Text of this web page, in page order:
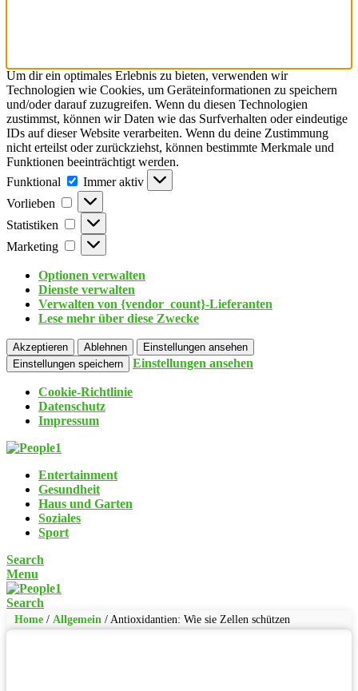
Um dir ein optimales Erlebnis zu bieten, verwenden wir
Technologien wie Cookies, um Geräteinformationen zu speichern
und/oder darauf zuzugreifen. Wenn du diesen Technologien
zustimmst, können wir Daten wie das Surfverhalten oder eindeutige
IDs auf dieser Website verarbeiten. Wenn du deine Zustimmung
nicht erteilst oder zurückziehst, können bestimmte Merkmale und
Funktionen beeinträchtigt werden.
Funktional
Immer aktiv
Vorlieben
Statistiken
Marketing
Optionen verwalten
Dienste verwalten
Verwalten von {vendor_count}-Lieferanten
Lese mehr über diese Zwecke
Akzeptieren Ablehnen
Einstellungen ansehen
Einstellungen speichern
Einstellungen ansehen
Cookie-Richtlinie
Datenschutz
Impressum
Entertainment
Gesundheit
Haus und Garten
Soziales
Sport
Search
Menu
Search
Home / Allgemein / Antioxidantien: Wie sie Zellen schützen